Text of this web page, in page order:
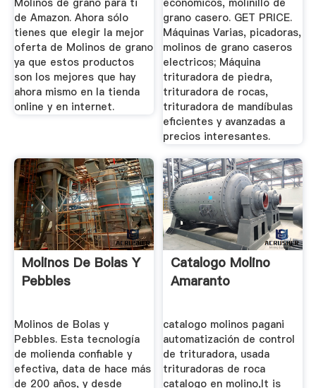
de Amazon. Ahora sólo
tienes que elegir la mejor
oferta de Molinos de grano
ya que estos productos
son los mejores que hay
ahora mismo en la tienda
online y en internet.
grano casero. GET PRICE.
Máquinas Varias, picadoras,
molinos de grano caseros
electricos; Máquina
trituradora de piedra,
trituradora de rocas,
trituradora de mandíbulas
eficientes y avanzadas a
precios interesantes.
Molinos De Bolas Y
Pebbles
Molinos de Bolas y
Pebbles. Esta tecnología
de molienda confiable y
efectiva, data de hace más
de 200 años, y desde
Catalogo Molino
Amaranto
catalogo molinos pagani
automatización de control
de trituradora, usada
trituradoras de roca
catalogo en molino,It is